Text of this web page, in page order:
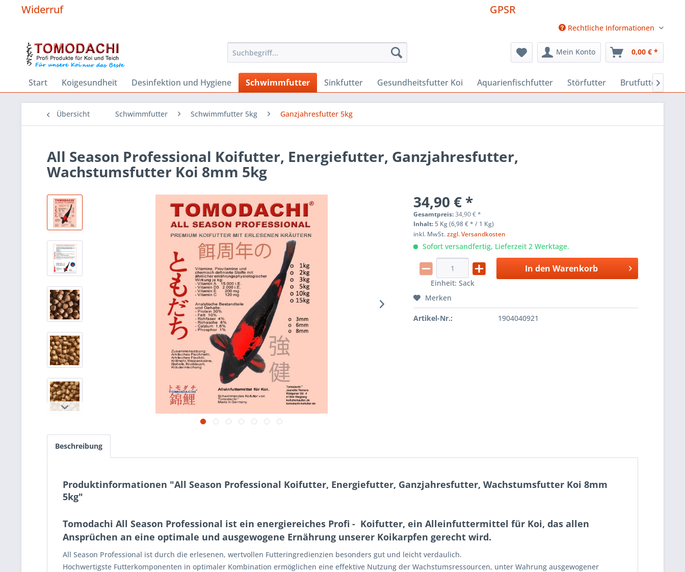
Widerruf GPSR
Rechtliche Informationen
Mein Konto 0,00 € *
Start Koigesundheit Desinfektion und Hygiene Schwimmfutter Sinkfutter Gesundheitsfutter Koi Aquarienfischfutter Störfutter Brutfutter

Übersicht Schwimmfutter Schwimmfutter 5kg Ganzjahresfutter 5kg
All Season Professional Koifutter, Energiefutter, Ganzjahresfutter,
Wachstumsfutter Koi 8mm 5kg
34,90 € *
Gesamtpreis:34,90€*
Inhalt:5 Kg (6,98 € * / 1 Kg)
inkl. MwSt.zzgl. Versandkosten
Sofort versandfertig, Lieferzeit 2 Werktage.
Einheit:Sack
In den Warenkorb
Merken
Artikel-Nr.: 1904040921
Beschreibung
Produktinformationen "All Season Professional Koifutter, Energiefutter, Ganzjahresfutter, Wachstumsfutter Koi 8mm
5kg"
Tomodachi All Season Professional ist ein energiereiches Profi - Koifutter, ein Alleinfuttermittel für Koi, das allen
Ansprüchen an eine optimale und ausgewogene Ernährung unserer Koikarpfen gerecht wird.
All Season Professional ist durch die erlesenen, wertvollen Futteringredienzien besonders gut und leicht verdaulich.
Hochwertigste Futterkomponenten in optimaler Kombination ermöglichen eine effektive Nutzung der Wachstumsressourcen, unter Wahrung ausgewogener